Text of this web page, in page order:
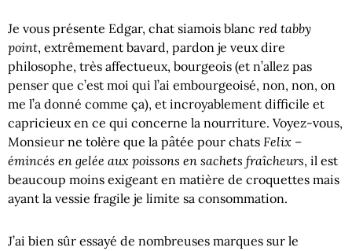
Je vous présente Edgar, chat siamois blanc red tabby
point, extrêmement bavard, pardon je veux dire
philosophe, très affectueux, bourgeois (et n’allez pas
penser que c’est moi qui l’ai embourgeoisé, non, non, on
me l’a donné comme ça), et incroyablement difficile et
capricieux en ce qui concerne la nourriture. Voyez-vous,
Monsieur ne tolère que la pâtée pour chats Felix –
émincés en gelée aux poissons en sachets fraîcheurs, il est
beaucoup moins exigeant en matière de croquettes mais
ayant la vessie fragile je limite sa consommation.
J’ai bien sûr essayé de nombreuses marques sur le